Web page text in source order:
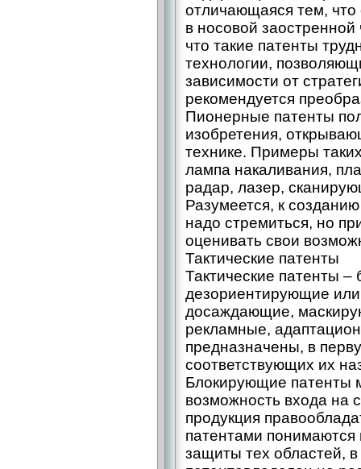
отличающаяся тем, что
в носовой
что такие патенты
технологии,
зависимости от
рекомендуется
Пионерные патенты
изобретения,
технике. Примеры
лампа накаливания,
радар, лазер,
Разумеется, к
надо стремиться, но
оценивать свои
Тактические патенты
Тактические патенты
дезориентирующие
досаждающие,
рекламные,
предназначены, в
соответствующих их
Блокирующие патенты
возможность входа на
продукция
патентами
защиты тех областей,